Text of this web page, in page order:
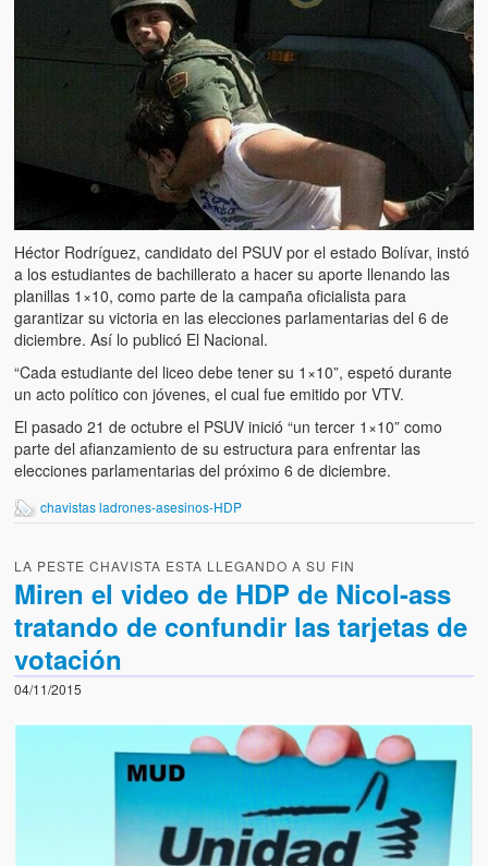
Héctor Rodríguez, candidato del PSUV por el estado Bolívar, instó
a los estudiantes de bachillerato a hacer su aporte llenando las
planillas 1×10, como parte de la campaña oficialista para
garantizar su victoria en las elecciones parlamentarias del 6 de
diciembre. Así lo publicó El Nacional.
“Cada estudiante del liceo debe tener su 1×10”, espetó durante
un acto político con jóvenes, el cual fue emitido por VTV.
El pasado 21 de octubre el PSUV inició “un tercer 1×10” como
parte del afianzamiento de su estructura para enfrentar las
elecciones parlamentarias del próximo 6 de diciembre.
chavistas ladrones-asesinos-HDP
LA PESTE CHAVISTA ESTA LLEGANDO A SU FIN
Miren el video de HDP de Nicol-ass
tratando de confundir las tarjetas de
votación
04/11/2015